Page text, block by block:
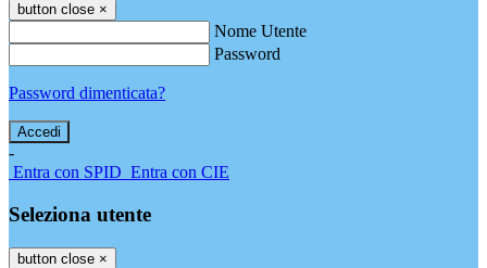
button close ×
Nome Utente
Password
Password dimenticata?
-
Entra con SPID Entra con CIE
Seleziona utente
button close ×